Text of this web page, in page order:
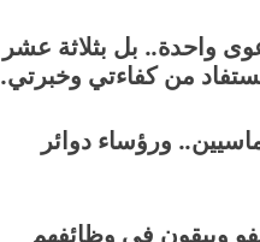
واحدة.. بل بثلاثة عشر
من كفاءتي وخبرتي.
ورؤساء دوائر
ويبقون في وظائفهم